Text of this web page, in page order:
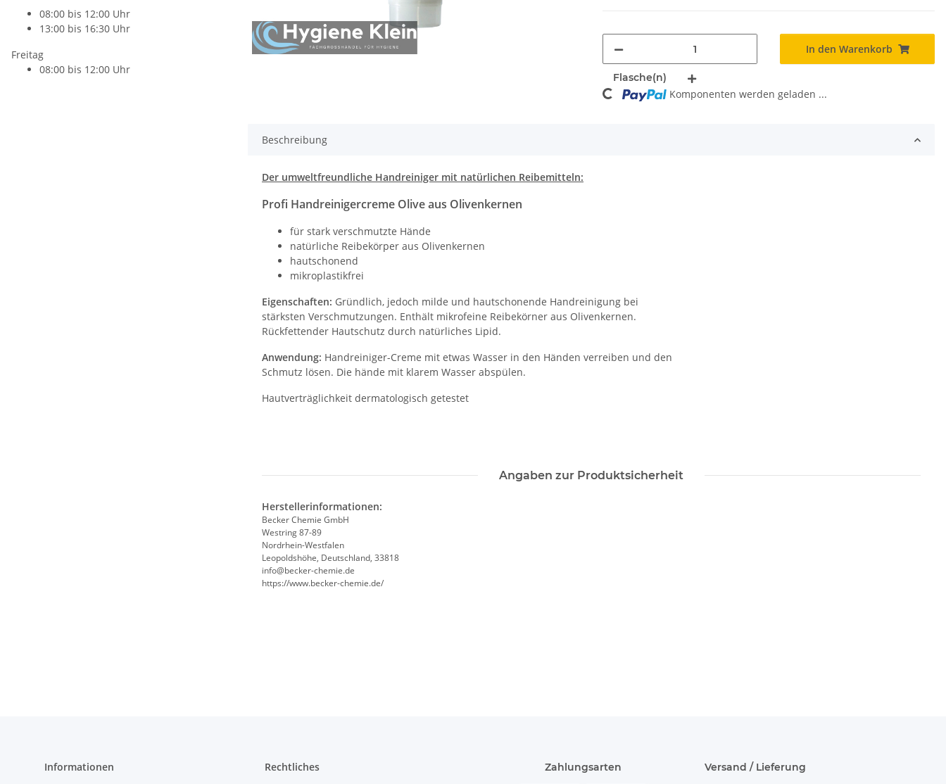
Flasche(n)
In den Warenkorb
Loading... Komponenten werden geladen ...
Beschreibung
Der umweltfreundliche Handreiniger mit natürlichen Reibemitteln:
Profi Handreinigercreme Olive aus Olivenkernen
für stark verschmutzte Hände
natürliche Reibekörper aus Olivenkernen
hautschonend
mikroplastikfrei
Eigenschaften: Gründlich, jedoch milde und hautschonende Handreinigung bei
stärksten Verschmutzungen. Enthält mikrofeine Reibekörner aus Olivenkernen.
Rückfettender Hautschutz durch natürliches Lipid.
Anwendung: Handreiniger-Creme mit etwas Wasser in den Händen verreiben und den
Schmutz lösen. Die hände mit klarem Wasser abspülen.
Hautverträglichkeit dermatologisch getestet
Angaben zur Produktsicherheit
Herstellerinformationen:
Becker Chemie GmbH
Westring 87-89
Nordrhein-Westfalen
Leopoldshöhe, Deutschland, 33818
info@becker-chemie.de
https://www.becker-chemie.de/
08:00 bis 12:00 Uhr
13:00 bis 16:30 Uhr
Freitag
08:00 bis 12:00 Uhr
Informationen Rechtliches Zahlungsarten Versand / Lieferung